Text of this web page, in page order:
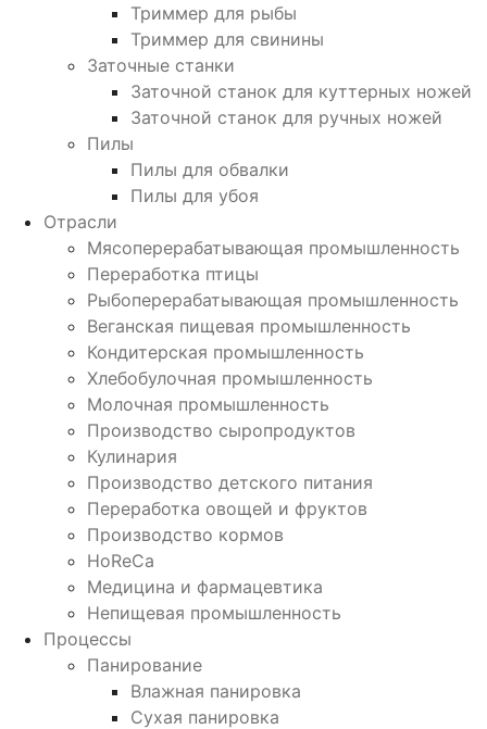
Триммер для рыбы
Триммер для свинины
Заточные станки
Заточной станок для куттерных ножей
Заточной станок для ручных ножей
Пилы
Пилы для обвалки
Пилы для убоя
Отрасли
Мясоперерабатывающая промышленность
Переработка птицы
Рыбоперерабатывающая промышленность
Веганская пищевая промышленность
Кондитерская промышленность
Хлебобулочная промышленность
Молочная промышленность
Производство сыропродуктов
Кулинария
Производство детского питания
Переработка овощей и фруктов
Производство кормов
HoReCa
Медицина и фармацевтика
Непищевая промышленность
Процессы
Панирование
Влажная панировка
Сухая панировка